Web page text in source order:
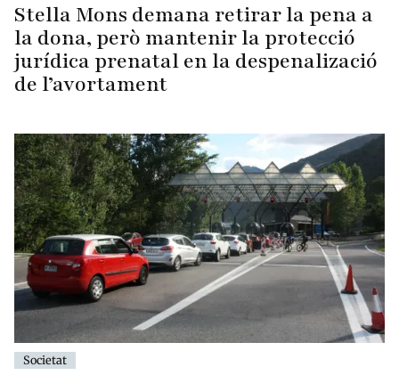
Stella Mons demana retirar la pena a
la dona, però mantenir la protecció
jurídica prenatal en la despenalizació
de l’avortament
Societat